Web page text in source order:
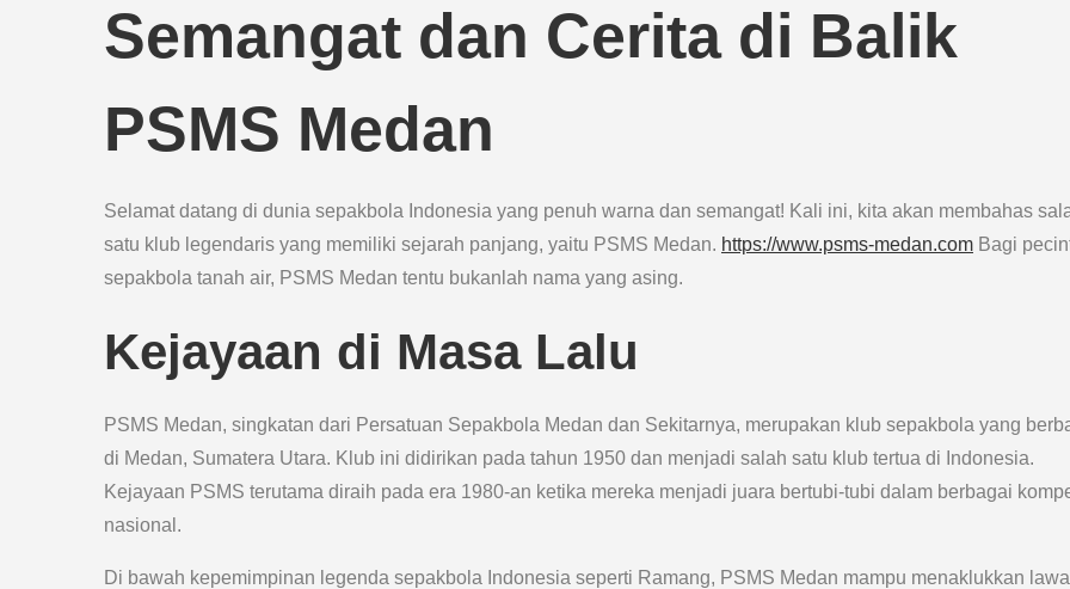
Semangat dan Cerita di Balik
PSMS Medan
Selamat datang di dunia sepakbola Indonesia yang penuh warna dan semangat! Kali ini, kita akan membahas
satu klub legendaris yang memiliki sejarah panjang, yaitu PSMS Medan. https://www.psms-medan.com Bagi
sepakbola tanah air, PSMS Medan tentu bukanlah nama yang asing.
Kejayaan di Masa Lalu
PSMS Medan, singkatan dari Persatuan Sepakbola Medan dan Sekitarnya, merupakan klub sepakbola yang
di Medan, Sumatera Utara. Klub ini didirikan pada tahun 1950 dan menjadi salah satu klub tertua di Indonesia.
Kejayaan PSMS terutama diraih pada era 1980-an ketika mereka menjadi juara bertubi-tubi dalam berbagai
nasional.
Di bawah kepemimpinan legenda sepakbola Indonesia seperti Ramang, PSMS Medan mampu menaklukkan